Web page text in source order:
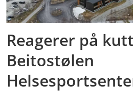
Reagerer på
Beitostølen